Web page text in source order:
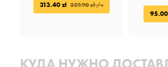
313.40 zł 329.90 zł /ч
95.00